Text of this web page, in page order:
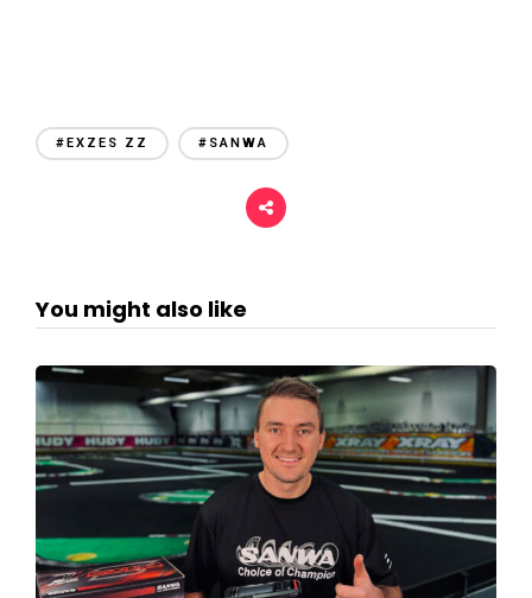
#EXZES ZZ #SANWA
You might also like